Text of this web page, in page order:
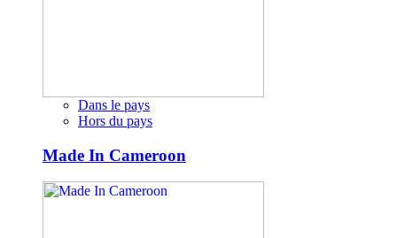
Dans le pays
Hors du pays
Made In Cameroon